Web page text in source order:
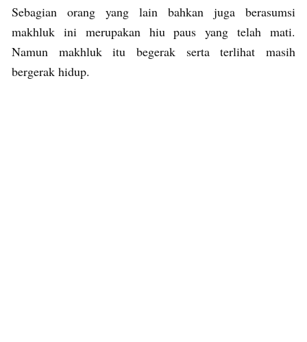
Sebagian orang yang lain bahkan juga berasumsi
makhluk ini merupakan hiu paus yang telah mati.
Namun makhluk itu begerak serta terlihat masih
bergerak hidup.